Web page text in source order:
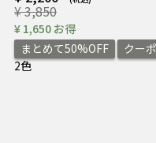
¥ 3,850
¥ 1,650 お得
まとめて50%OFF
クー
2色